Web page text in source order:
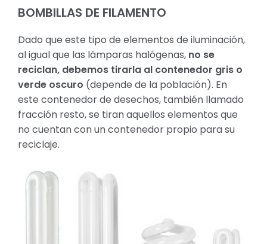
BOMBILLAS DE FILAMENTO
Dado que este tipo de elementos de iluminación,
al igual que las lámparas halógenas, no se
reciclan, debemos tirarla al contenedor gris o
verde oscuro (depende de la población). En
este contenedor de desechos, también llamado
fracción resto, se tiran aquellos elementos que
no cuentan con un contenedor propio para su
reciclaje.